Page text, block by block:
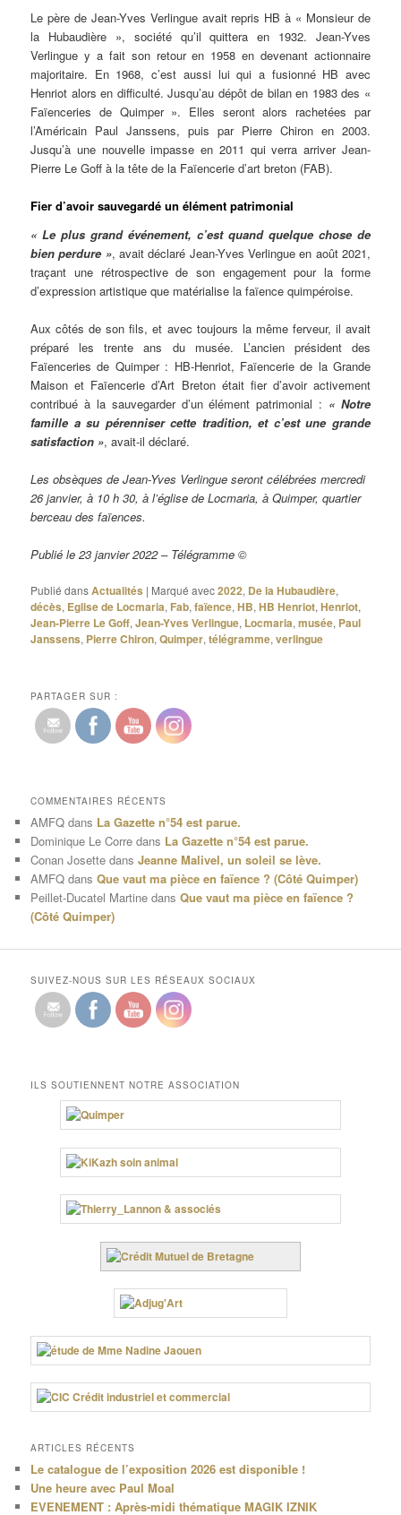
Le père de Jean-Yves Verlingue avait repris HB à « Monsieur de
la Hubaudière », société qu’il quittera en 1932. Jean-Yves
Verlingue y a fait son retour en 1958 en devenant actionnaire
majoritaire. En 1968, c’est aussi lui qui a fusionné HB avec
Henriot alors en difficulté. Jusqu’au dépôt de bilan en 1983 des «
Faïenceries de Quimper ». Elles seront alors rachetées par
l’Américain Paul Janssens, puis par Pierre Chiron en 2003.
Jusqu’à une nouvelle impasse en 2011 qui verra arriver Jean-
Pierre Le Goff à la tête de la Faïencerie d’art breton (FAB).
Fier d’avoir sauvegardé un élément patrimonial
« Le plus grand événement, c’est quand quelque chose de
bien perdure », avait déclaré Jean-Yves Verlingue en août 2021,
traçant une rétrospective de son engagement pour la forme
d’expression artistique que matérialise la faïence quimpéroise.
Aux côtés de son fils, et avec toujours la même ferveur, il avait
préparé les trente ans du musée. L’ancien président des
Faïenceries de Quimper : HB-Henriot, Faïencerie de la Grande
Maison et Faïencerie d’Art Breton était fier d’avoir activement
contribué à la sauvegarder d’un élément patrimonial : « Notre
famille a su pérenniser cette tradition, et c’est une grande
satisfaction », avait-il déclaré.
Les obsèques de Jean-Yves Verlingue seront célébrées mercredi
26 janvier, à 10 h 30, à l’église de Locmaria, à Quimper, quartier
berceau des faïences.
Publié le 23 janvier 2022 – Télégramme ©
Publié dansActualités | Marqué avec2022, De la Hubaudière,
décès, Eglise de Locmaria, Fab,faïence,HB,HB Henriot,Henriot,
Jean-Pierre Le Goff,Jean-Yves Verlingue, Locmaria,musée, Paul
Janssens, Pierre Chiron,Quimper,télégramme,verlingue
PARTAGER SUR :
COMMENTAIRES RÉCENTS
AMFQ dans La Gazette n°54 est parue.
Dominique Le Corre dans La Gazette n°54 est parue.
Conan Josette dansJeanne Malivel, un soleil se lève.
AMFQ dansQue vaut ma pièce en faïence ? (Côté Quimper)
Peillet-Ducatel Martine dansQue vaut ma pièce en faïence ?
(Côté Quimper)
SUIVEZ-NOUS SUR LES RÉSEAUX SOCIAUX
ILS SOUTIENNENT NOTRE ASSOCIATION
ARTICLES RÉCENTS
Le catalogue de l’exposition 2026 est disponible !
Une heure avec Paul Moal
EVENEMENT : Après-midi thématique MAGIK IZNIK